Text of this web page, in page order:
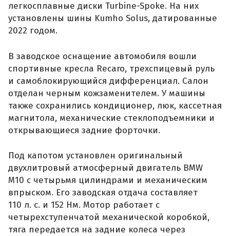
легкосплавные диски Turbine-Spoke. На них
установлены шины Kumho Solus, датированные
2022 годом.
В заводское оснащение автомобиля вошли
спортивные кресла Recaro, трехспицевый руль
и самоблокирующийся дифференциал. Салон
отделан черным кожзаменителем. У машины
также сохранились кондиционер, люк, кассетная
магнитола, механические стеклоподъемники и
открывающиеся задние форточки.
Под капотом установлен оригинальный
двухлитровый атмосферный двигатель BMW
M10 с четырьмя цилиндрами и механическим
впрыском. Его заводская отдача составляет
110 л. с. и 152 Нм. Мотор работает с
четырехступенчатой механической коробкой,
тяга передается на задние колеса через